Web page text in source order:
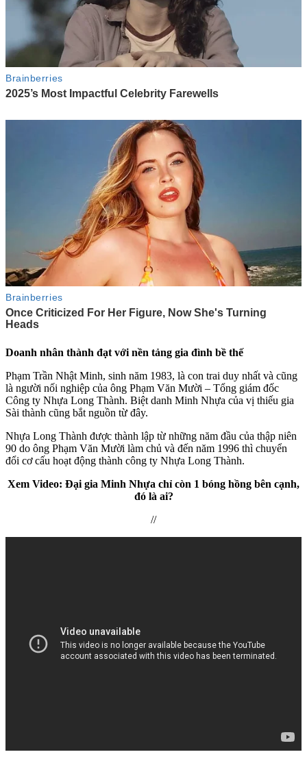
Doanh nhân thành đạt với nền tảng gia đình bề thế
Phạm Trần Nhật Minh, sinh năm 1983, là con trai duy nhất và cũng
là người nối nghiệp của ông Phạm Văn Mười – Tổng giám đốc
Công ty Nhựa Long Thành. Biệt danh Minh Nhựa của vị thiếu gia
Sài thành cũng bắt nguồn từ đây.
Nhựa Long Thành được thành lập từ những năm đầu của thập niên
90 do ông Phạm Văn Mười làm chủ và đến năm 1996 thì chuyển
đổi cơ cấu hoạt động thành công ty Nhựa Long Thành.
Xem Video: Đại gia Minh Nhựa chỉ còn 1 bóng hồng bên cạnh,
đó là ai?
//